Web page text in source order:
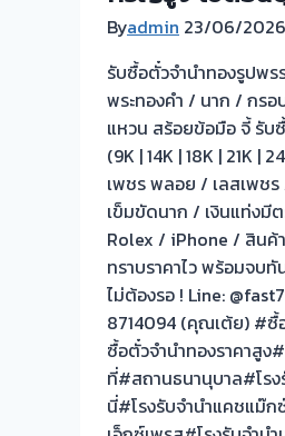
ทอง
ประเมิน
หน้า
ตั๋ว
ฟรี
จ่าย
สด
ทันที
ไม่
ต้อง
รอ
จบไว
📌
ผล
งาน
วัน
Byadmin 23/06/2026
รับซื้อตั๋วจำนำทองรูปพ
พระทองคำ / นาก / กรอ
แหวน สร้อยข้อมือ จี้ รับ
(9K | 14K | 18K | 21K |
เพชร พลอย / เลสเพช
เข็มขัดนาก / เงินแท่งมี
Rolex / iPhone / สินค้
ทราบราคาไว พร้อมจบทั
ไม่ต้องรอ ! Line:
8714094 (คุณเต้ย) #ซื้
ซื้อตั๋วจำนำทองราคาสู
ที่#สถานธนานุบาล#โร
นี่#โรงรับจำนำแคชแม๊ก